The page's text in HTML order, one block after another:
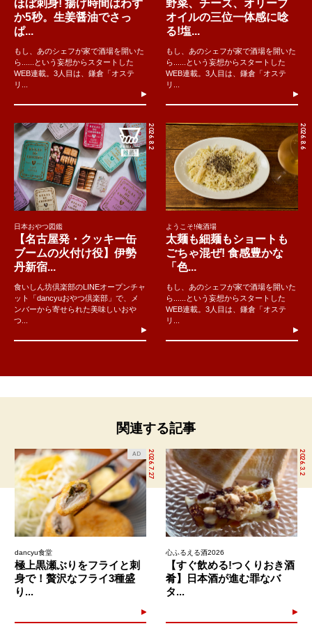
ほぼ刺身! 揚げ時間はわず
か5秒。生姜醤油でさっ
ぱ...
もし、あのシェフが家で酒場を開いた
ら......という妄想からスタートした
WEB連載。3人目は、鎌倉「オステ
リ...
野菜、チーズ、オリーブ
オイルの三位一体感に唸
る!塩...
もし、あのシェフが家で酒場を開いた
ら......という妄想からスタートした
WEB連載。3人目は、鎌倉「オステ
リ...
2026.8.2
日本おやつ図鑑
【名古屋発・クッキー缶
ブームの火付け役】伊勢
丹新宿...
食いしん坊倶楽部のLINEオープンチャ
ット「dancyuおやつ倶楽部」で、メ
ンバーから寄せられた美味しいおや
つ...
2026.8.6
ようこそ!俺酒場
太麺も細麺もショートも
ごちゃ混ぜ! 食感豊かな
「色...
もし、あのシェフが家で酒場を開いた
ら......という妄想からスタートした
WEB連載。3人目は、鎌倉「オステ
リ...
関連する記事
2026.7.27
AD
dancyu食堂
極上黒瀬ぶりをフライと刺
身で！贅沢なフライ3種盛
り...
2026.3.2
心ふるえる酒2026
【すぐ飲める!つくりおき酒
肴】日本酒が進む罪なバ
タ...